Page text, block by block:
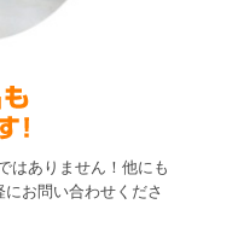
はありません！他にも
お問い合わせくださ